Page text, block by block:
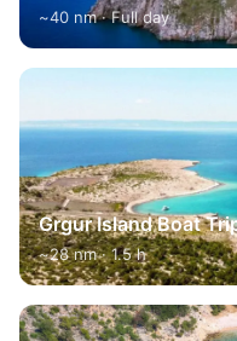
~40 nm · Full day
Grgur Island Boat
~28 nm · 1.5 h